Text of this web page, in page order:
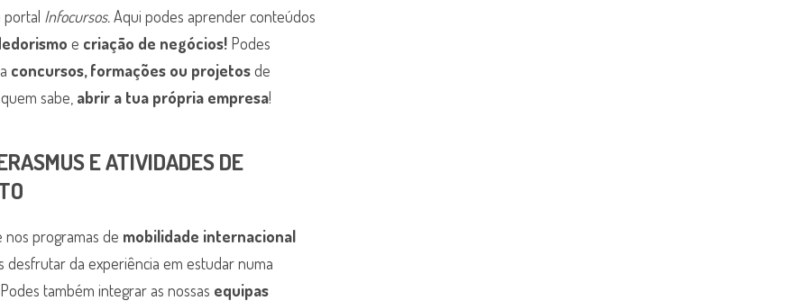
portal Infocursos.Aqui podes aprender conteúdos
e criação de negócios! Podes
concursos, formações ou projetosde
sabe, abrir a tua própria empresa!
E ATIVIDADES DE
programas de mobilidade internacional
desfrutar da experiência em estudar numa
também integrar as nossas equipas